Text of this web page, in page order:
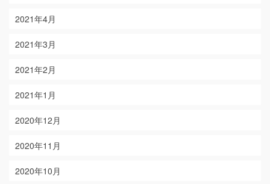
2021年4月
2021年3月
2021年2月
2021年1月
2020年12月
2020年11月
2020年10月